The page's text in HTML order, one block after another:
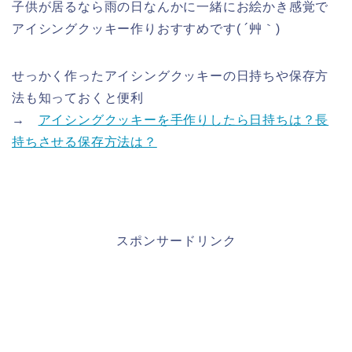
子供が居るなら雨の日なんかに一緒にお絵かき感覚で
アイシングクッキー作りおすすめです( ´艸｀)
せっかく作ったアイシングクッキーの日持ちや保存方
法も知っておくと便利
→ アイシングクッキーを手作りしたら日持ちは？長
持ちさせる保存方法は？
スポンサードリンク